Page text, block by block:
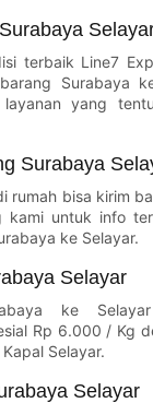
terbaik Line7
Surabaya
yang
Surabaya
rumah bisa kirim
kami untuk info
ke Selayar.
Selayar
ke
Rp 6.000 / Kg
Selayar.
Selayar